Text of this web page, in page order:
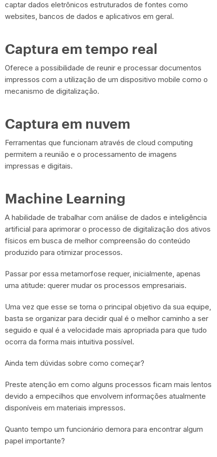
captar dados eletrônicos estruturados de fontes como
websites, bancos de dados e aplicativos em geral.
Captura em tempo real
Oferece a possibilidade de reunir e processar documentos
impressos com a utilização de um dispositivo mobile como o
mecanismo de digitalização.
Captura em nuvem
Ferramentas que funcionam através de cloud computing
permitem a reunião e o processamento de imagens
impressas e digitais.
Machine Learning
A habilidade de trabalhar com análise de dados e inteligência
artificial para aprimorar o processo de digitalização dos ativos
físicos em busca de melhor compreensão do conteúdo
produzido para otimizar processos.
Passar por essa metamorfose requer, inicialmente, apenas
uma atitude: querer mudar os processos empresariais.
Uma vez que esse se torna o principal objetivo da sua equipe,
basta se organizar para decidir qual é o melhor caminho a ser
seguido e qual é a velocidade mais apropriada para que tudo
ocorra da forma mais intuitiva possível.
Ainda tem dúvidas sobre como começar?
Preste atenção em como alguns processos ficam mais lentos
devido a empecilhos que envolvem informações atualmente
disponíveis em materiais impressos.
Quanto tempo um funcionário demora para encontrar algum
papel importante?